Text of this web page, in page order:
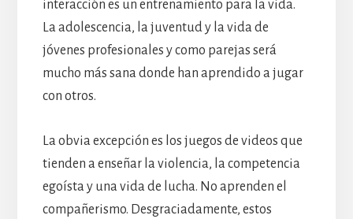
interacción es un entrenamiento para la vida.
La adolescencia, la juventud y la vida de
jóvenes profesionales y como parejas será
mucho más sana donde han aprendido a jugar
con otros.
La obvia excepción es los juegos de videos que
tienden a enseñar la violencia, la competencia
egoísta y una vida de lucha. No aprenden el
compañerismo. Desgraciadamente, estos